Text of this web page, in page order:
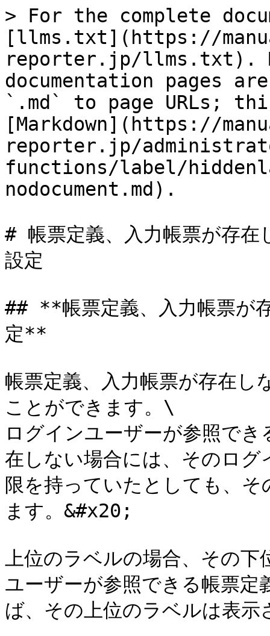
> For the complete
[llms.txt](https://
reporter.jp/llms.txt).
documentation pages
`.md` to page URLs;
[Markdown](https://
reporter.jp/
functions/label/
nodocument.md).
# 帳票定義、入力帳票が存在
設定
## **帳票定義、入力帳票が
定**
帳票定義、入力帳票が存在し
ことができます。\
ログインユーザーが参照で
在しない場合には、そのロ
限を持っていたとしても、
ます。&#x20;
上位のラベルの場合、その
ユーザーが参照できる帳票定
ば、その上位のラベルは表示